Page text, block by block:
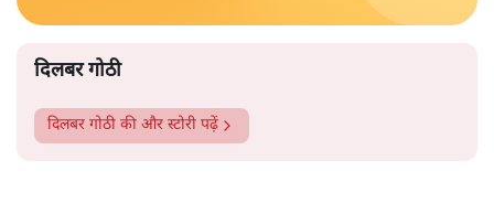
दिलबर गोठी
दिलबर गोठी की और स्टोरी पढ़ें